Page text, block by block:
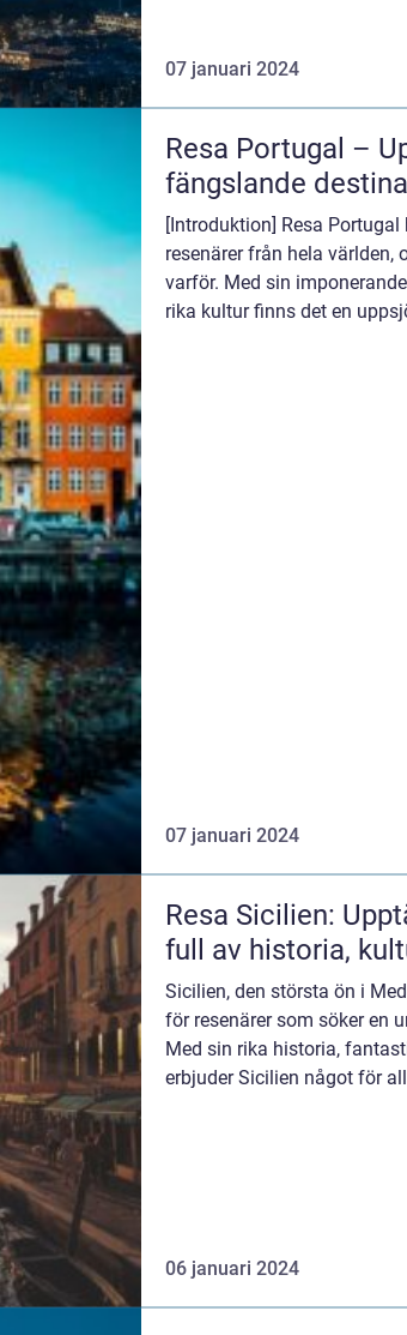
07 januari 2024
Resa Portugal –
fängslande
[Introduktion] Resa
resenärer från hela världen,
varför. Med sin
rika kultur finns det en
07 januari 2024
Resa Sicilien:
full av historia,
Sicilien, den största ön i
för resenärer som söker en
Med sin rika historia,
erbjuder Sicilien något för
06 januari 2024